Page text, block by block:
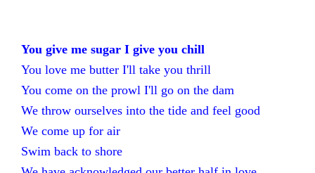
You give me sugar I give you chill
You love me butter I'll take you thrill
You come on the prowl I'll go on the dam
We throw ourselves into the tide and feel good
We come up for air
Swim back to shore